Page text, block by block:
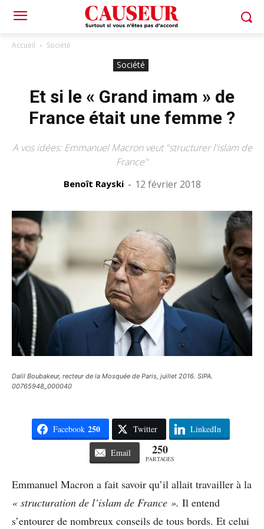
Accueil Société
Société
Et si le « Grand imam » de
France était une femme ?
A vos idées: Emmanuel Macron veut "structurer l'islam de
France"
Benoît Rayski - 12 février 2018
Dalil Boubakeur, recteur de la Mosquée de Paris, juillet 2016. SIPA.
00765948_000040
Facebook 250 Twitter LinkedIn
Email 250
PARTAGES
Emmanuel Macron a fait savoir qu’il allait travailler à la
« structuration de l’islam de France ». Il entend
s’entourer de nombreux conseils de tous bords. Et celui